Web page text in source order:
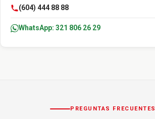
(604) 444 88 88
WhatsApp: 321 806 26 29
PREGUNTAS FRECUENTES